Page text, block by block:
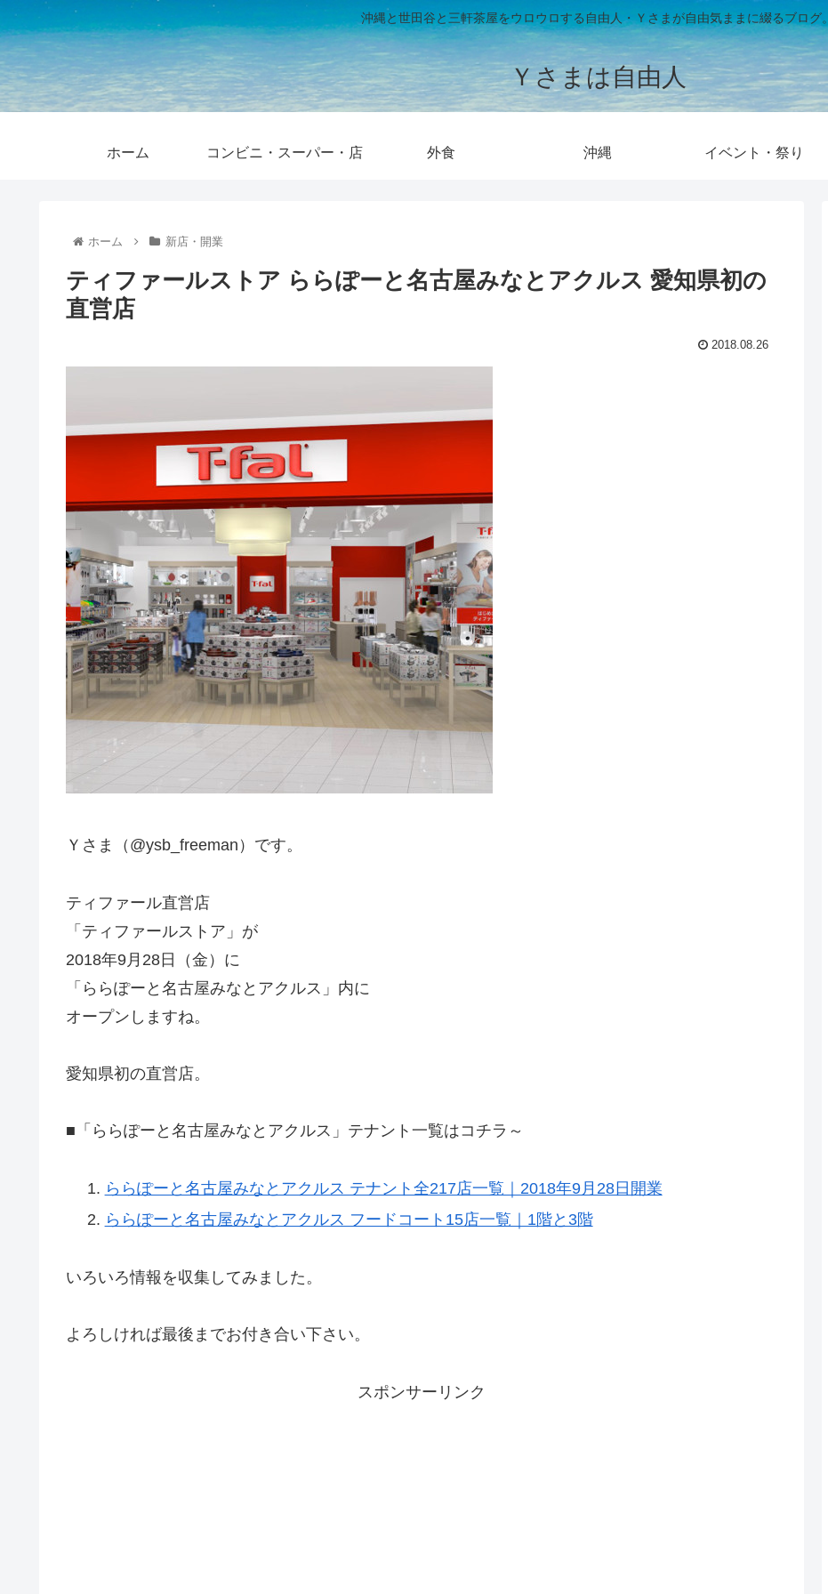
沖縄と世田谷と三軒茶屋をウロウロする自由人・Ｙさまが自由気ままに綴るブログ。
Ｙさまは自由人
ホーム コンビニ・スーパー・店 外食 沖縄 イベント・祭り
ホーム 新店・開業
ティファールストア ららぽーと名古屋みなとアクルス 愛知県初の
直営店
2018.08.26
Ｙさま（@ysb_freeman）です。
ティファール直営店
「ティファールストア」が
2018年9月28日（金）に
「ららぽーと名古屋みなとアクルス」内に
オープンしますね。
愛知県初の直営店。
■「ららぽーと名古屋みなとアクルス」テナント一覧はコチラ～
ららぽーと名古屋みなとアクルス テナント全217店一覧｜2018年9月28日開業
ららぽーと名古屋みなとアクルス フードコート15店一覧｜1階と3階
いろいろ情報を収集してみました。
よろしければ最後までお付き合い下さい。
スポンサーリンク